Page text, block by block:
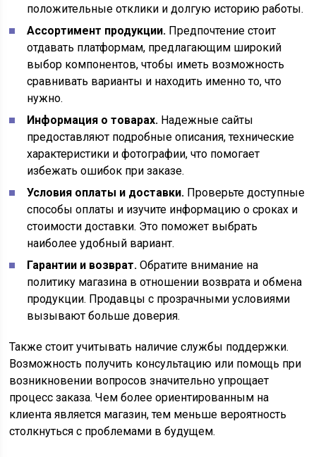
положительные отклики и долгую историю работы.
Ассортимент продукции. Предпочтение стоит
отдавать платформам, предлагающим широкий
выбор компонентов, чтобы иметь возможность
сравнивать варианты и находить именно то, что
нужно.
Информация о товарах. Надежные сайты
предоставляют подробные описания, технические
характеристики и фотографии, что помогает
избежать ошибок при заказе.
Условия оплаты и доставки. Проверьте доступные
способы оплаты и изучите информацию о сроках и
стоимости доставки. Это поможет выбрать
наиболее удобный вариант.
Гарантии и возврат. Обратите внимание на
политику магазина в отношении возврата и обмена
продукции. Продавцы с прозрачными условиями
вызывают больше доверия.
Также стоит учитывать наличие службы поддержки.
Возможность получить консультацию или помощь при
возникновении вопросов значительно упрощает
процесс заказа. Чем более ориентированным на
клиента является магазин, тем меньше вероятность
столкнуться с проблемами в будущем.